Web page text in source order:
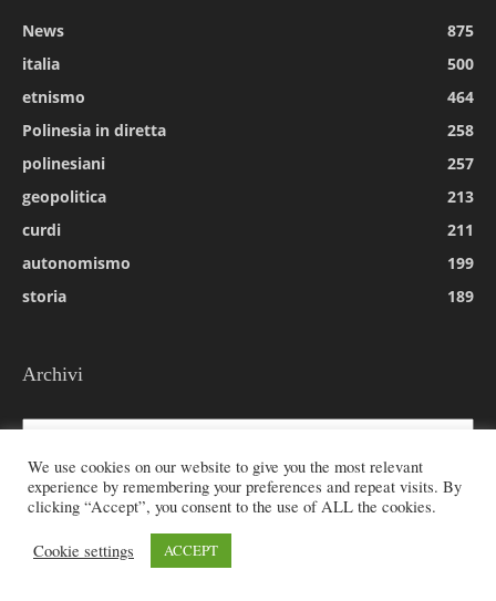
News
875
italia
500
etnismo
464
Polinesia in diretta
258
polinesiani
257
geopolitica
213
curdi
211
autonomismo
199
storia
189
Archivi
Archivi
© 2026 All rights reserved - Etnie -
Email:redazione@rivistaetnie.com
We use cookies on our website to give you the most relevant
experience by remembering your preferences and repeat visits. By
clicking “Accept”, you consent to the use of ALL the cookies.
Cookie settings ACCEPT